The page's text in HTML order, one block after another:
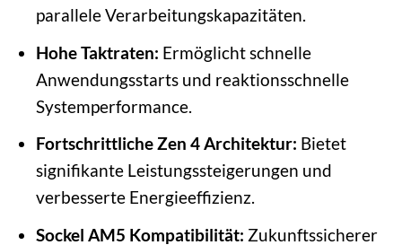
parallele Verarbeitungskapazitäten.
Hohe Taktraten: Ermöglicht schnelle
Anwendungsstarts und reaktionsschnelle
Systemperformance.
Fortschrittliche Zen 4 Architektur: Bietet
signifikante Leistungssteigerungen und
verbesserte Energieeffizienz.
Sockel AM5 Kompatibilität: Zukunftssicherer